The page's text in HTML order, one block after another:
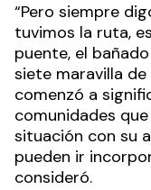
“Pero siempre
tuvimos la ruta,
puente, el
siete maravilla
comenzó a
comunidades
situación con su
pueden ir
consideró.